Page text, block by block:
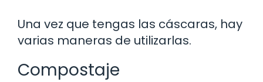
Una vez que tengas las cáscaras, hay
varias maneras de utilizarlas.
Compostaje